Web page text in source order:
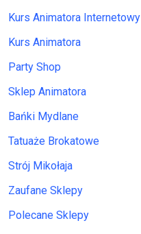
Kurs Animatora Internetowy
Kurs Animatora
Party Shop
Sklep Animatora
Bańki Mydlane
Tatuaże Brokatowe
Strój Mikołaja
Zaufane Sklepy
Polecane Sklepy